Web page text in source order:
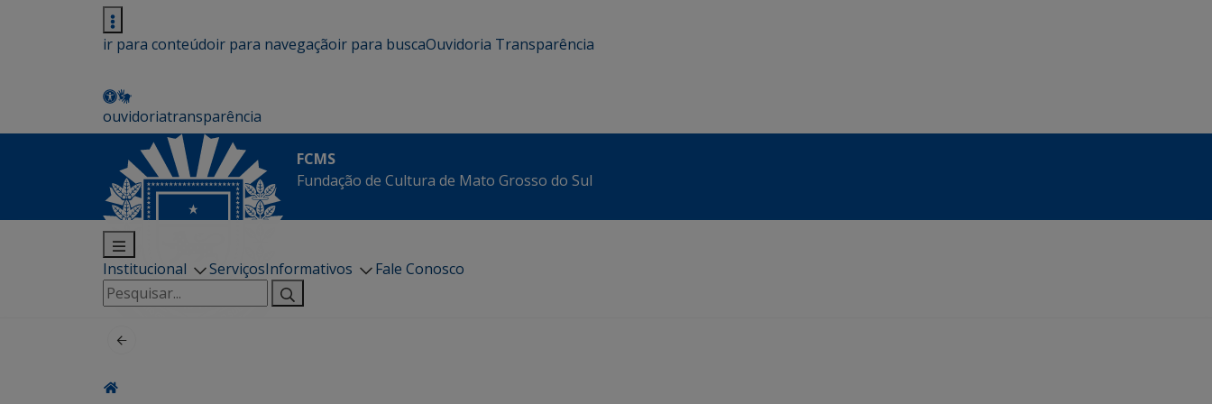
ir para conteúdoir para navegaçãoir para buscaOuvidoria Transparência
ouvidoriatransparência
FCMS
Fundação de Cultura de Mato Grosso do Sul
Institucional ServiçosInformativos
Fale Conosco
Pesquisar
por: